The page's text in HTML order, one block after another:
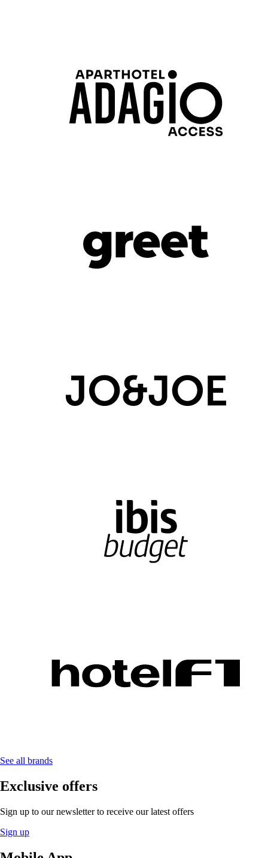
See all brands
Exclusive offers
Sign up to our newsletter to receive our latest offers
Sign up